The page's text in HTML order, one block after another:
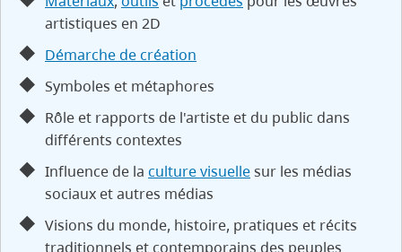
artistiques en 2D
Démarche de création
Symboles et métaphores
Rôle et rapports de l'artiste et du public dans
différents contextes
Influence de la culture visuellesur les médias
sociaux et autres médias
Visions du monde, histoire, pratiques et récits
traditionnels et contemporains des peuples